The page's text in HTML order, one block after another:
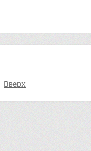
Вверх